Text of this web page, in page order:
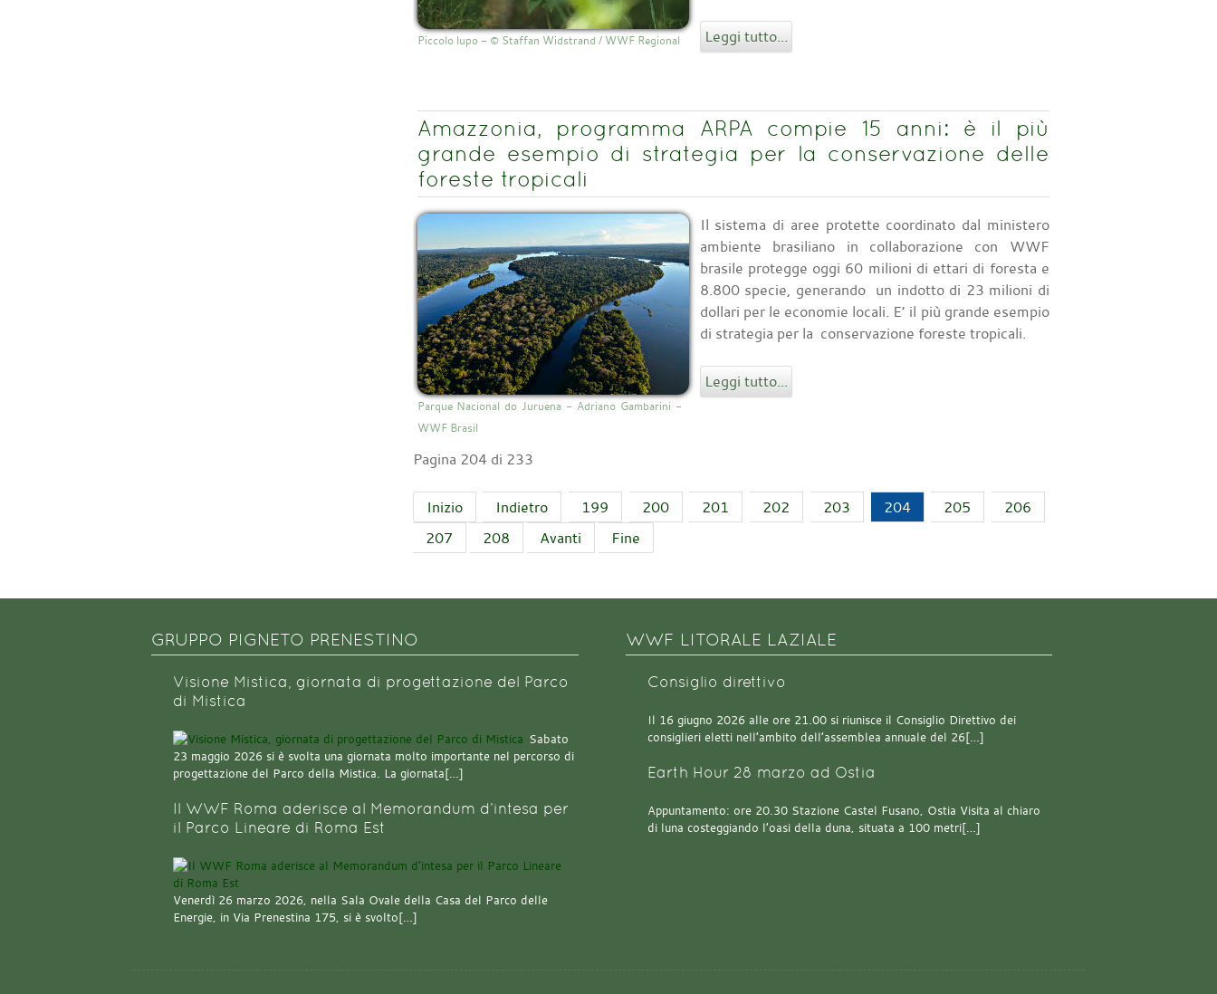
Piccolo lupo - © Staffan Widstrand / WWF Regional Leggi tutto...
Amazzonia, programma ARPA compie 15 anni: è il più
grande esempio di strategia per la conservazione delle
foreste tropicali
Parque Nacional do Juruena - Adriano Gambarini -
WWF Brasil
Il sistema di aree protette coordinato dal ministero
ambiente brasiliano in collaborazione con WWF
brasile protegge oggi 60 milioni di ettari di foresta e
8.800 specie, generando un indotto di 23 milioni di
dollari per le economie locali. E’ il più grande esempio
di strategia per la conservazione foreste tropicali.
Leggi tutto...
Pagina 204 di 233
Inizio Indietro 199 200 201 202 203 204 205
206
207
208 Avanti Fine
GRUPPO PIGNETO PRENESTINO
Visione Mistica, giornata di progettazione del Parco
di Mistica
Sabato
23 maggio 2026 si è svolta una giornata molto importante nel percorso di
progettazione del Parco della Mistica. La giornata[…]
Il WWF Roma aderisce al Memorandum d’intesa per
il Parco Lineare di Roma Est
Venerdì 26 marzo 2026, nella Sala Ovale della Casa del Parco delle
Energie, in Via Prenestina 175, si è svolto[…]
WWF LITORALE LAZIALE
Consiglio direttivo
Il 16 giugno 2026 alle ore 21.00 si riunisce il Consiglio Direttivo dei
consiglieri eletti nell’ambito dell’assemblea annuale del 26[…]
Earth Hour 28 marzo ad Ostia
Appuntamento: ore 20.30 Stazione Castel Fusano, Ostia Visita al chiaro
di luna costeggiando l’oasi della duna, situata a 100 metri[…]